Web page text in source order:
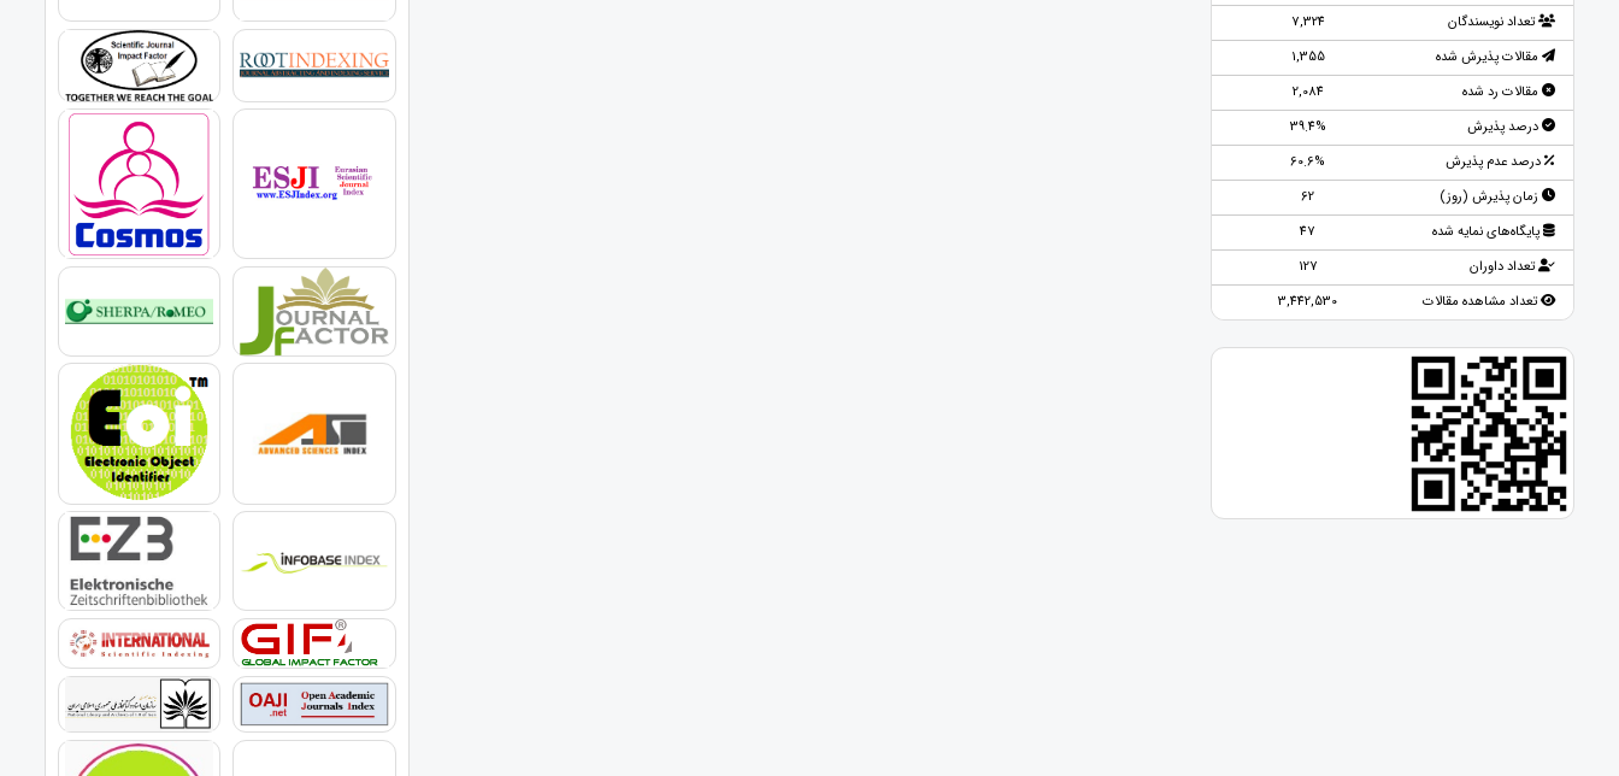
تعداد نویسندگان
7,324
مقالات پذیرش شده
1,355
مقالات رد شده
2,084
درصد پذیرش
39.4%
درصد عدم پذیرش
60.6%
زمان پذیرش (روز)
62
پایگاه‌های نمایه شده
47
تعداد داوران
127
تعداد مشاهده مقالات
3,442,530